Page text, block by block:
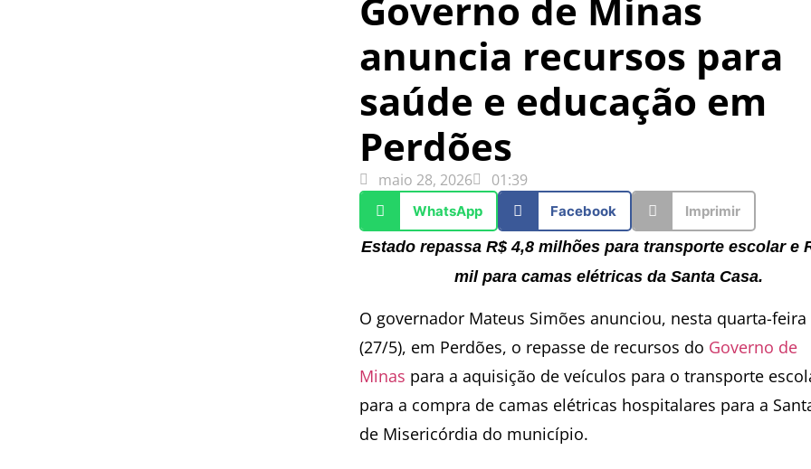
Governo de Minas
anuncia recursos para
saúde e educação em
Perdões
maio 28, 2026 01:39
WhatsApp Facebook Imprimir
Estado repassa R$ 4,8 milhões para transporte escolar e
mil para camas elétricas da Santa Casa.
O governador Mateus Simões anunciou, nesta quarta-feira
(27/5), em Perdões, o repasse de recursos do Governo de
Minas para a aquisição de veículos para o transporte
para a compra de camas elétricas hospitalares para a
de Misericórdia do município.